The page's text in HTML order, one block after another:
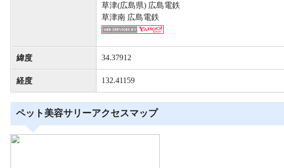
草津(広島県) 広島電鉄
草津南 広島電鉄
緯度 34.37912
経度 132.41159
ペット美容サリーアクセスマップ